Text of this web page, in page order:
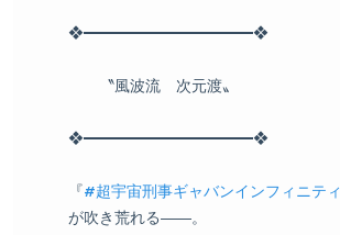
❖━━━━━━━━━━━❖
〝風波流 次元渡〟
❖━━━━━━━━━━━❖
『#超宇宙刑事ギャバンインフィニティ
が吹き荒れる――。